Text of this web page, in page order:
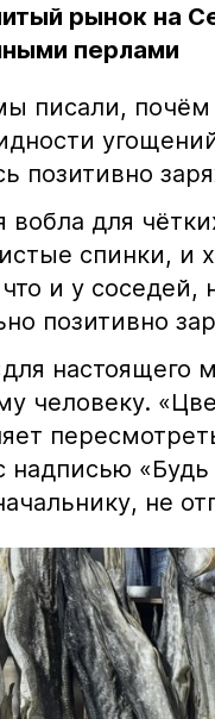
рынок на
перлами
писали,
позитивно
вобла для
спинки, и
и у соседей,
позитивно
настоящего
человеку.
надписью
не